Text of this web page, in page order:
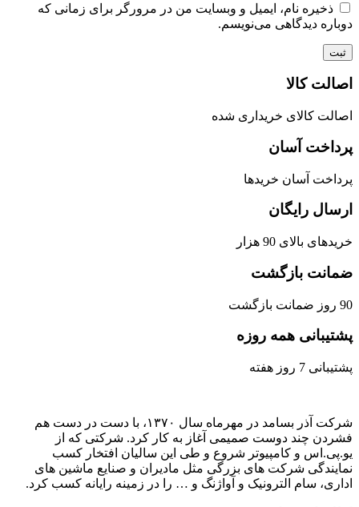
ذخیره نام، ایمیل و وبسایت من در مرورگر برای زمانی که
دوباره دیدگاهی می‌نویسم.
اصالت کالا
اصالت کالای خریداری شده
پرداخت آسان
پرداخت آسان خریدها
ارسال رایگان
خریدهای بالای 90 هزار
ضمانت بازگشت
90 روز ضمانت بازگشت
پشتیبانی همه روزه
پشتیبانی 7 روز هفته
شرکت آذر بسامد در مهرماه سال ۱۳۷۰، با دست در دست هم
فشردن ‌چند دوست صمیمی آغاز به کار کرد. شرکتی که از
یو.پی.اس و کامپیوتر شروع و طی این سالیان افتخار کسب
نمایندگی شرکت های بزرگی مثل مادیران و صنایع ماشین های
اداری، سام الترونیک و آواژنگ و … را در زمینه رایانه کسب کرد.